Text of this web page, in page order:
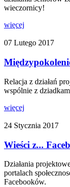
wieczornicy!
więcej
07 Lutego 2017
Relacja z działań
wspólnie z
więcej
24 Stycznia 2017
Wieści z...
Działania
portalach
Facebooków.